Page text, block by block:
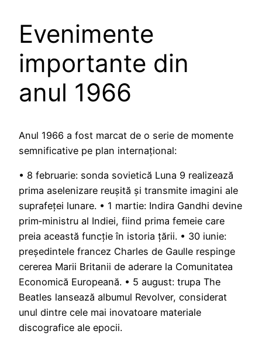
Evenimente
importante din
anul 1966
Anul 1966 a fost marcat de o serie de momente
semnificative pe plan internațional:
• 8 februarie: sonda sovietică Luna 9 realizează
prima aselenizare reușită și transmite imagini ale
suprafeței lunare. • 1 martie: Indira Gandhi devine
prim‑ministru al Indiei, fiind prima femeie care
preia această funcție în istoria țării. • 30 iunie:
președintele francez Charles de Gaulle respinge
cererea Marii Britanii de aderare la Comunitatea
Economică Europeană. • 5 august: trupa The
Beatles lansează albumul Revolver, considerat
unul dintre cele mai inovatoare materiale
discografice ale epocii.